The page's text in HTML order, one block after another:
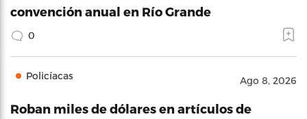
convención anual en Río Grande
0
Policíacas Ago 8, 2026
Roban miles de dólares en artículos de